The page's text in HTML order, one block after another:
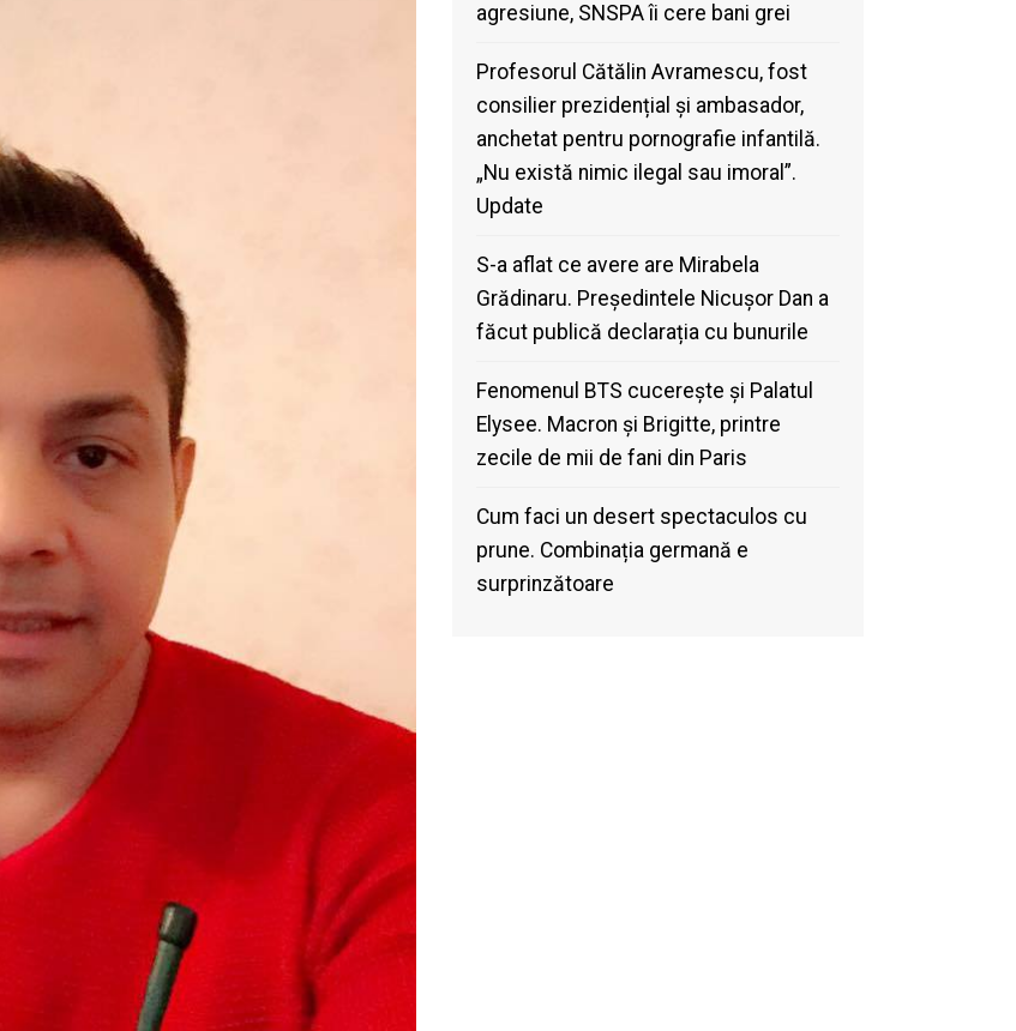
agresiune, SNSPA îi cere bani grei
Profesorul Cătălin Avramescu, fost
consilier prezidențial și ambasador,
anchetat pentru pornografie infantilă.
„Nu există nimic ilegal sau imoral”.
Update
S-a aflat ce avere are Mirabela
Grădinaru. Președintele Nicușor Dan a
făcut publică declarația cu bunurile
Fenomenul BTS cucerește și Palatul
Elysee. Macron și Brigitte, printre
zecile de mii de fani din Paris
Cum faci un desert spectaculos cu
prune. Combinația germană e
surprinzătoare